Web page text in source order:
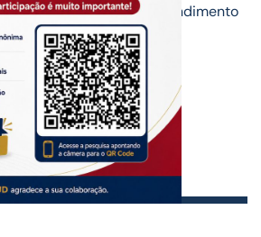
Horário de Atendimento
07 às 14 horas​
® | Escola do Poder Judiciário
os direitos reservados